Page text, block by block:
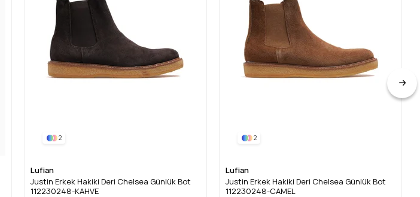
2
Lufian
Justin Erkek Hakiki Deri Chelsea Günlük Bot
112230248-KAHVE
2
Lufian
Justin Erkek Hakiki Deri Chelsea Günlük Bot
112230248-CAMEL